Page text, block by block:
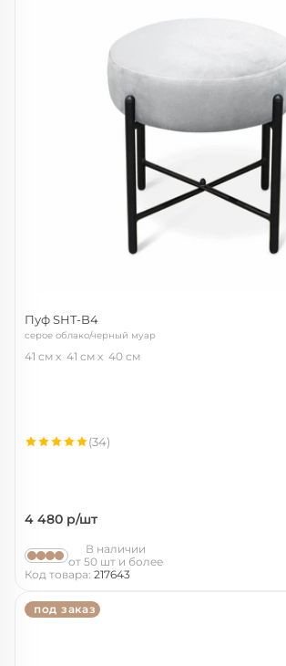
Пуф SHT-B4
серое облако/черный муар
41 см 41 см 40 см
4 480 р/шт
(34)
В наличии
от 50 шт и более
Код товара: 217643
под заказ